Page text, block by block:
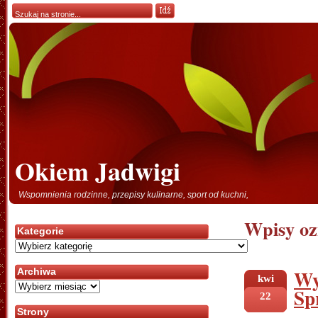
Okiem Jadwigi
Wspomnienia rodzinne, przepisy kulinarne, sport od kuchni,
Wpisy
kwi
22
Kategorie
Kategorie
Archiwa
Archiwa
Strony